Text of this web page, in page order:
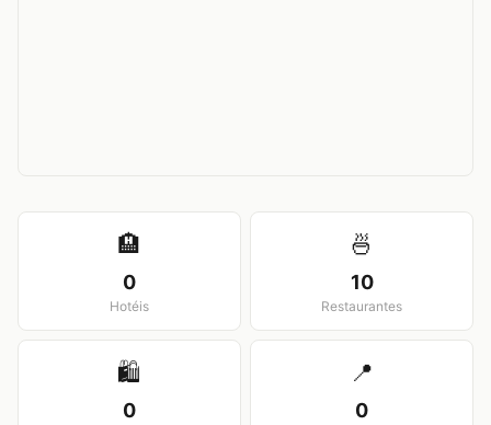
🏨
0
Hotéis
🍜
10
Restaurantes
🛍️
0
📍
0